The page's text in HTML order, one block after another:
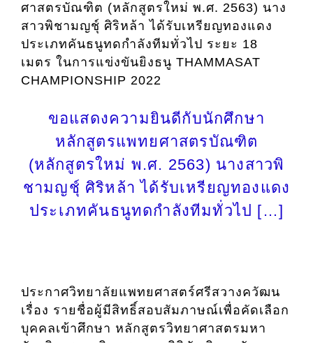
ศาสตรบัณฑิต (หลักสูตรใหม่ พ.ศ. 2563) นาง
สาวพิชามญชุ์ ศิริหล้า ได้รับเหรียญทองแดง
ประเภทคันธนูทดกำลังทีมทั่วไป ระยะ 18
เมตร ในการแข่งขันยิงธนู THAMMASAT
CHAMPIONSHIP 2022
ขอแสดงความยินดีกับนักศึกษา
หลักสูตรแพทยศาสตรบัณฑิต
(หลักสูตรใหม่ พ.ศ. 2563) นางสาวพิ
ชามญชุ์ ศิริหล้า ได้รับเหรียญทองแดง
ประเภทคันธนูทดกำลังทีมทั่วไป […]
ประกาศวิทยาลัยแพทยศาสตร์ศรีสวางควัฒน
เรื่อง รายชื่อผู้มีสิทธิ์สอบสัมภาษณ์เพื่อคัดเลือก
บุคคลเข้าศึกษา หลักสูตรวิทยาศาสตรมหา